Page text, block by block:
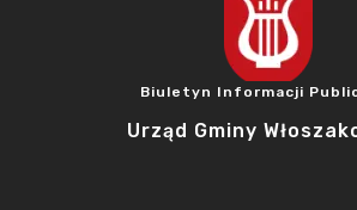
Biuletyn Informacji
Urząd Gminy